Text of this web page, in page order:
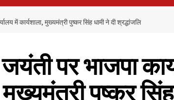
में कार्यशाला, मुख्यमंत्री पुष्कर सिंह धामी ने दी श्रद्धांजलि
पर भाजपा
पुष्कर